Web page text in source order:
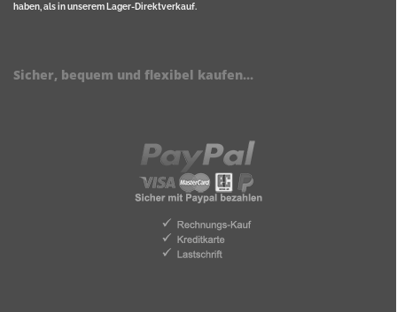
haben, als in unserem Lager-Direktverkauf.
Sicher, bequem und flexibel kaufen...